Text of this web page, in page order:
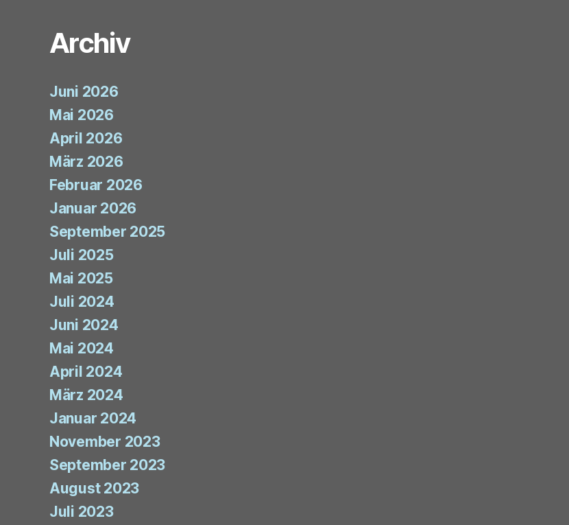
Archiv
Juni 2026
Mai 2026
April 2026
März 2026
Februar 2026
Januar 2026
September 2025
Juli 2025
Mai 2025
Juli 2024
Juni 2024
Mai 2024
April 2024
März 2024
Januar 2024
November 2023
September 2023
August 2023
Juli 2023